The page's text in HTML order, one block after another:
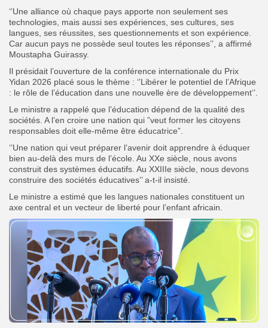
‘’Une alliance où chaque pays apporte non seulement ses
technologies, mais aussi ses expériences, ses cultures, ses
langues, ses réussites, ses questionnements et son expérience.
Car aucun pays ne possède seul toutes les réponses’’, a affirmé
Moustapha Guirassy.
Il présidait l’ouverture de la conférence internationale du Prix
Yidan 2026 placé sous le thème : ‘’Libérer le potentiel de l’Afrique
: le rôle de l’éducation dans une nouvelle ère de développement’’.
Le ministre a rappelé que l’éducation dépend de la qualité des
sociétés. A l’en croire une nation qui ”veut former les citoyens
responsables doit elle-même être éducatrice”.
‘’Une nation qui veut préparer l’avenir doit apprendre à éduquer
bien au-delà des murs de l’école. Au XXe siècle, nous avons
construit des systèmes éducatifs. Au XXIIIe siècle, nous devons
construire des sociétés éducatives’’ a-t-il insisté.
Le ministre a estimé que les langues nationales constituent un
axe central et un vecteur de liberté pour l’enfant africain.